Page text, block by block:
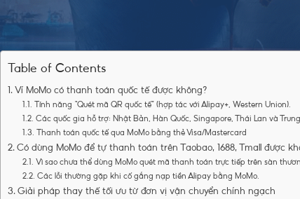
thanh toán quốc tế, không ít người vẫn còn ngần ngại về khả
viết dưới đây!
Table of Contents
Ví MoMo có thanh toán quốc tế được không?
Tính năng “Quét mã QR quốc tế” (hợp tác với Alipay+, Western Union).
Các quốc gia hỗ trợ: Nhật Bản, Hàn Quốc, Singapore, Thái Lan và
Thanh toán quốc tế qua MoMo bằng thẻ Visa/Mastercard
Có dùng MoMo để tự thanh toán trên Taobao, 1688, Tmall được
Vì sao chưa thể dùng MoMo quét mã thanh toán trực tiếp trên sàn
Các lỗi thường gặp khi cố gắng nạp tiền Alipay bằng MoMo.
Giải pháp thay thế tối ưu từ đơn vị vận chuyển chính ngạch